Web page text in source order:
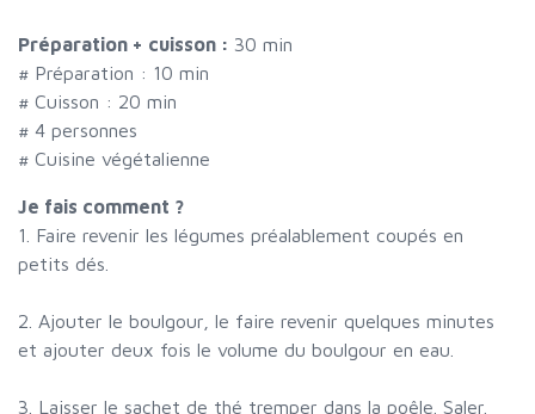
Préparation + cuisson : 30 min
# Préparation : 10 min
# Cuisson : 20 min
# 4 personnes
# Cuisine végétalienne
Je fais comment ?
1. Faire revenir les légumes préalablement coupés en
petits dés.
2. Ajouter le boulgour, le faire revenir quelques minutes
et ajouter deux fois le volume du boulgour en eau.
3. Laisser le sachet de thé tremper dans la poêle. Saler.